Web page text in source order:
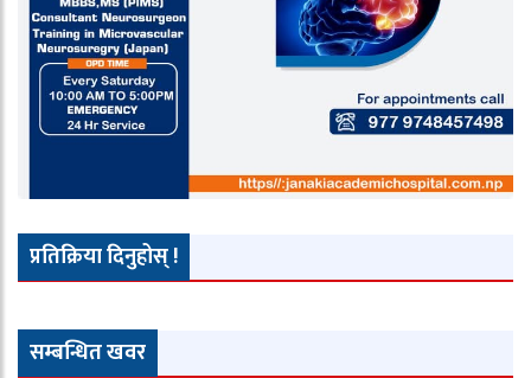
प्रतिक्रिया दिनुहोस् !
सम्बन्धित खवर